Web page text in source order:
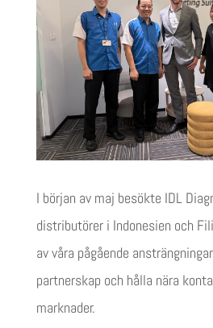
I början av maj besökte IDL
distributörer i Indonesien och
av våra pågående
partnerskap och hålla nära
marknader.